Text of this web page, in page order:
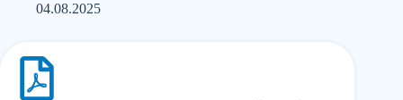
04.08.2025